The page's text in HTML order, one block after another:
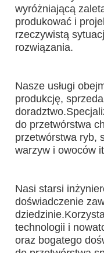
wyróżniającą
produkować i
rzeczywistą
rozwiązania.
Nasze usługi
produkcję,
do przetwórstwa
przetwórstwa ryb,
warzyw i owoców
Nasi starsi
doświadczenie
technologii i
oraz bogatego